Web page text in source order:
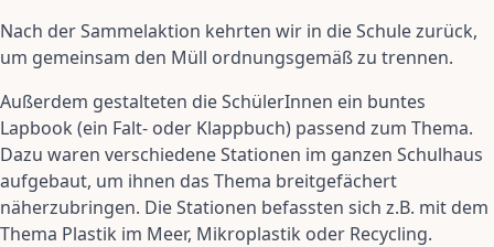
Nach der Sammelaktion kehrten wir in die Schule zurück,
um gemeinsam den Müll ordnungsgemäß zu trennen.
Außerdem gestalteten die SchülerInnen ein buntes
Lapbook (ein Falt- oder Klappbuch) passend zum Thema.
Dazu waren verschiedene Stationen im ganzen Schulhaus
aufgebaut, um ihnen das Thema breitgefächert
näherzubringen. Die Stationen befassten sich z.B. mit dem
Thema Plastik im Meer, Mikroplastik oder Recycling.